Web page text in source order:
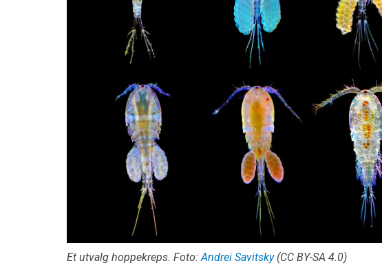
Et utvalg hoppekreps. Foto: Andrei Savitsky(CC BY-SA 4.0)